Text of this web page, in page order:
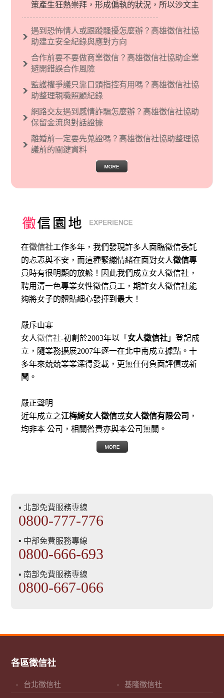
策產生狂熱崇拜，形成偏執的狀況，所以沙文主
義後來就被拿來暗指偏見和歧視，而且有沙文主
義傾向的人，通常對於自己的國家和民族有超強
烈的卓越感，因而瞧不起其他國家的人，所以沙
現了男性沙文…
遇到恐怖情人或跟蹤騷擾怎麼辦？高雄徵信社協
助建立安全紀錄與應對方向
合作前要不要做商業徵信？高雄徵信社協助企業
避開錯誤合作風險
監護權爭議只靠口頭指控有用嗎？高雄徵信社協
助整理親職照顧紀錄
網路交友遇到感情詐騙怎麼辦？高雄徵信社協助
保留金流與對話證據
離婚前一定要先蒐證嗎？高雄徵信社協助整理協
議前的關鍵資料
在徵信社工作多年，我們發現許多人面臨徵信委託
的忐忑與不安，而這種緊繃情緒在面對女人徵信專
員時有很明顯的放鬆！因此我們成立女人徵信社，
聘用清一色專業女性徵信員工，期許女人徵信社能
夠將女子的體貼細心發揮到最大 ！
嚴斥山寨
女人徵信社-初創於2003年以「 女人徵信社 」登記成
立，隨業務擴展2007年逐一在北中南成立據點。十
多年來兢兢業業深得愛載，更無任何負面評價或新
聞。
嚴正聲明
近年成立之江梅綺女人徵信或女人徵信有限公司 ，
均非本 公司，相關咎責亦與本公司無關。
▪ 北部免費服務專線
0800-777-776
▪ 中部免費服務專線
0800-666-693
▪ 南部免費服務專線
0800-667-066
各區徵信社
台北徵信社 基隆徵信社